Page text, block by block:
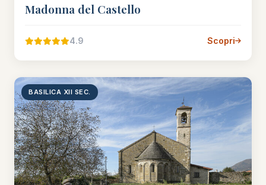
Madonna del Castello
4.9 Scopri
BASILICA XII SEC.